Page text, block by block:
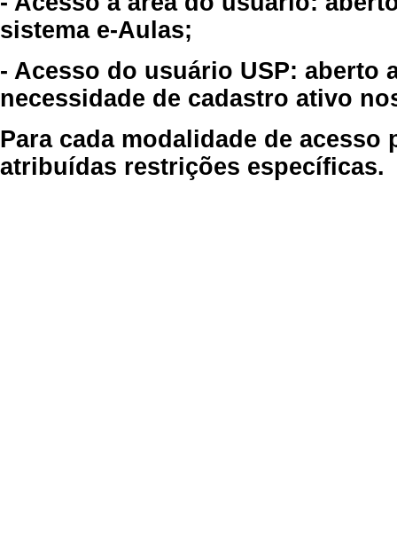
sistema e-Aulas;
- Acesso do usuário USP: aberto
necessidade de cadastro ativo
Para cada modalidade de
atribuídas restrições específicas.